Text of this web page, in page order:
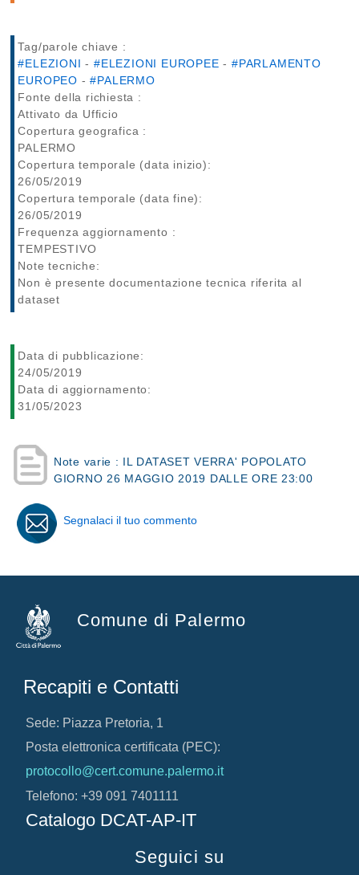
Tag/parole chiave :
#ELEZIONI -#ELEZIONI EUROPEE -#PARLAMENTO
EUROPEO -#PALERMO
Fonte della richiesta :
Attivato da Ufficio
Copertura geografica :
PALERMO
Copertura temporale (data inizio):
26/05/2019
Copertura temporale (data fine):
26/05/2019
Frequenza aggiornamento :
TEMPESTIVO
Note tecniche:
Non è presente documentazione tecnica riferita al
dataset
Data di pubblicazione:
24/05/2019
Data di aggiornamento:
31/05/2023
Note varie : IL DATASET VERRA' POPOLATO
GIORNO 26 MAGGIO 2019 DALLE ORE 23:00
Segnalaci il tuo commento
Comune di Palermo
Recapiti e Contatti
Sede: Piazza Pretoria, 1
Posta elettronica certificata (PEC):
protocollo@cert.comune.palermo.it
Telefono: +39 091 7401111
Catalogo DCAT-AP-IT
Seguici su